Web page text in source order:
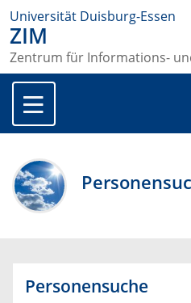
Universität Duisburg-Essen
ZIM
Zentrum für Informations-
Personensuche